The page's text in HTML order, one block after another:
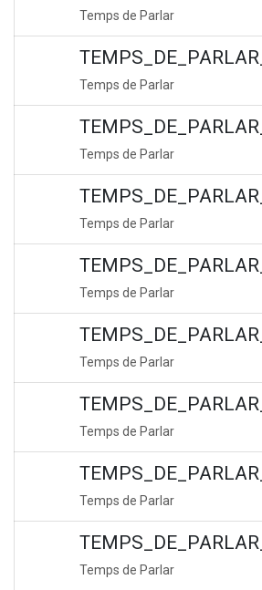
Temps de Parlar
Temps de Parlar
Temps de Parlar
Temps de Parlar
Temps de Parlar
Temps de Parlar
Temps de Parlar
Temps de Parlar
Temps de Parlar